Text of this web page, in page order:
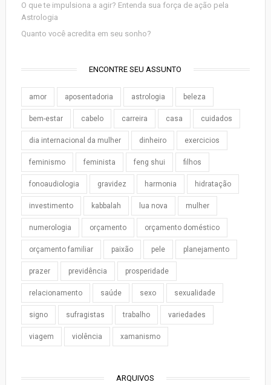
O que te impulsiona a agir? Entenda sua força de ação pela
Astrologia
Quanto você acredita em seu sonho?
ENCONTRE SEU ASSUNTO
amor aposentadoria astrologia beleza
bem-estar cabelo carreira casa cuidados
dia internacional da mulher dinheiro exercicios
feminismo feminista feng shui filhos
fonoaudiologia gravidez harmonia hidratação
investimento kabbalah lua nova mulher
numerologia orçamento orçamento doméstico
orçamento familiar paixão pele planejamento
prazer previdência prosperidade
relacionamento saúde sexo sexualidade
signo sufragistas trabalho variedades
viagem violência xamanismo
ARQUIVOS